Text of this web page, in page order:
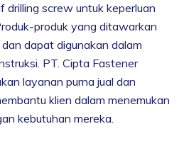
drilling screw untuk keperluan
produk yang ditawarkan
dapat digunakan dalam
PT. Cipta Fastener
layanan purna jual dan
klien dalam menemukan
kebutuhan mereka.